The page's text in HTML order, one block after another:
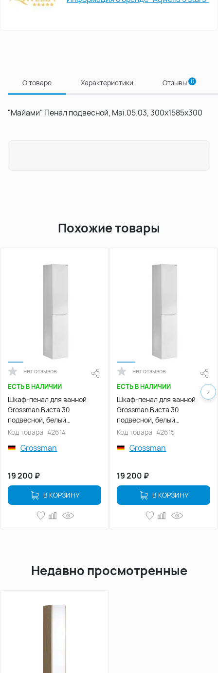
О товаре Характеристики Отзывы 0
"Майами" Пенал подвесной, Mai.05.03, 300x1585x300
Похожие товары
нет отзывов
ЕСТЬ В НАЛИЧИИ
Шкаф-пенал для ванной
Grossman Виста 30
подвесной, белый
глянцевый (303068)
Код товара 42614
Grossman
19 200 ₽
В КОРЗИНУ
нет отзывов
ЕСТЬ В НАЛИЧИИ
Шкаф-пенал для ванной
Grossman Виста 30
подвесной, белый
глянцевый (303069)
Код товара 42615
Grossman
19 200 ₽
В КОРЗИНУ
Недавно просмотренные